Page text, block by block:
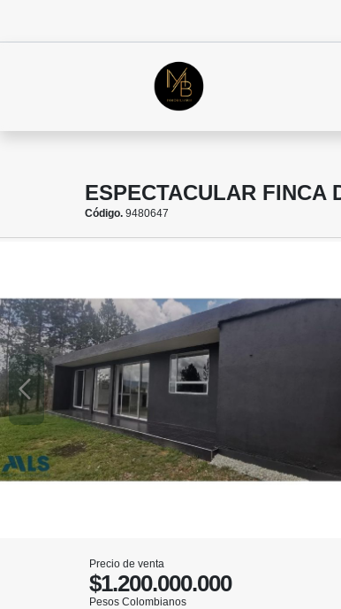
ESPECTACULAR FINCA
Código. 9480647
Precio de venta
$1.200.000.000
Pesos Colombianos